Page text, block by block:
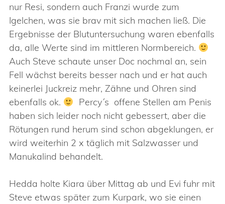
nur Resi, sondern auch Franzi wurde zum
Igelchen, was sie brav mit sich machen ließ. Die
Ergebnisse der Blutuntersuchung waren ebenfalls
da, alle Werte sind im mittleren Normbereich.
Auch Steve schaute unser Doc nochmal an, sein
Fell wächst bereits besser nach und er hat auch
keinerlei Juckreiz mehr, Zähne und Ohren sind
ebenfalls ok.
Percy´s offene Stellen am Penis
haben sich leider noch nicht gebessert, aber die
Rötungen rund herum sind schon abgeklungen, er
wird weiterhin 2 x täglich mit Salzwasser und
Manukalind behandelt.
Hedda holte Kiara über Mittag ab und Evi fuhr mit
Steve etwas später zum Kurpark, wo sie einen